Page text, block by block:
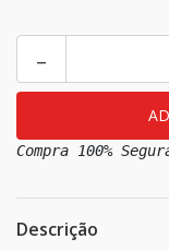
-
Compra 100%
Descrição